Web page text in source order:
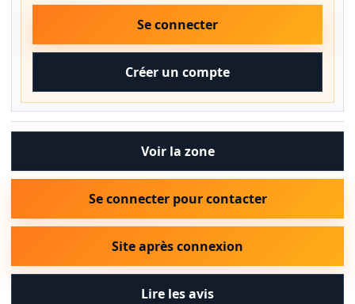
Se connecter
Créer un compte
Voir la zone
Se connecter pour contacter
Site après connexion
Lire les avis